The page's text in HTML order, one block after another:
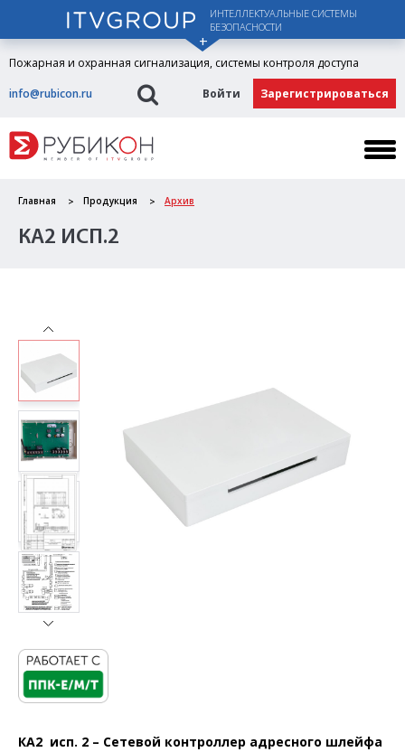
ИНТЕЛЛЕКТУАЛЬНЫЕ СИСТЕМЫ
БЕЗОПАСНОСТИ
Пожарная и охранная сигнализация, системы контроля доступа
info@rubicon.ru
Войти Зарегистрироваться
Главная Продукция Архив
КА2 ИСП.2
КА2 исп. 2 – Сетевой контроллер адресного шлейфа